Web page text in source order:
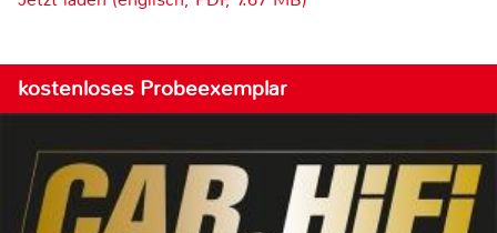
kostenloses Probeexemplar